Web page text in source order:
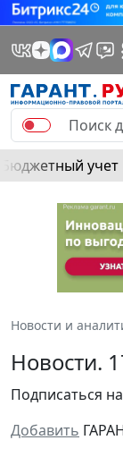
Бюджетный учет
Новости и
Новости.
Подписаться на
Добавить